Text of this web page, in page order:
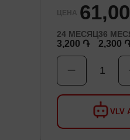
VLV
ЦЕНА
24 МЕСЯЦ
3,200 ֏
36
2,300
1